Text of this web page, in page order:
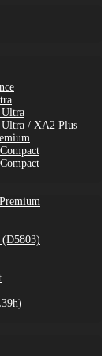
/ XA2 Plus
(D5803)